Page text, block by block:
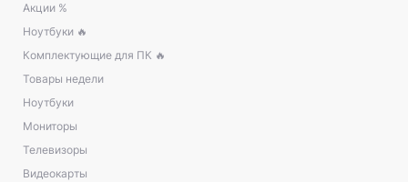
Акции %
Ноутбуки 🔥
Комплектующие для ПК 🔥
Товары недели
Ноутбуки
Мониторы
Телевизоры
Видеокарты